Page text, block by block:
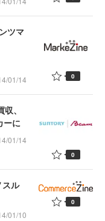
ツマ
01/14 0
、
ーに
01/14
0
ル
01/10
0